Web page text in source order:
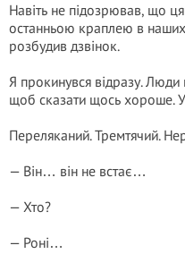
Навіть не підозрював, що
останньою краплею в наших
розбудив дзвінок.
Я прокинувся відразу. Люди
щоб сказати щось хороше. У
Переляканий. Тремтячий.
— Він… він не встає…
— Хто?
— Роні…